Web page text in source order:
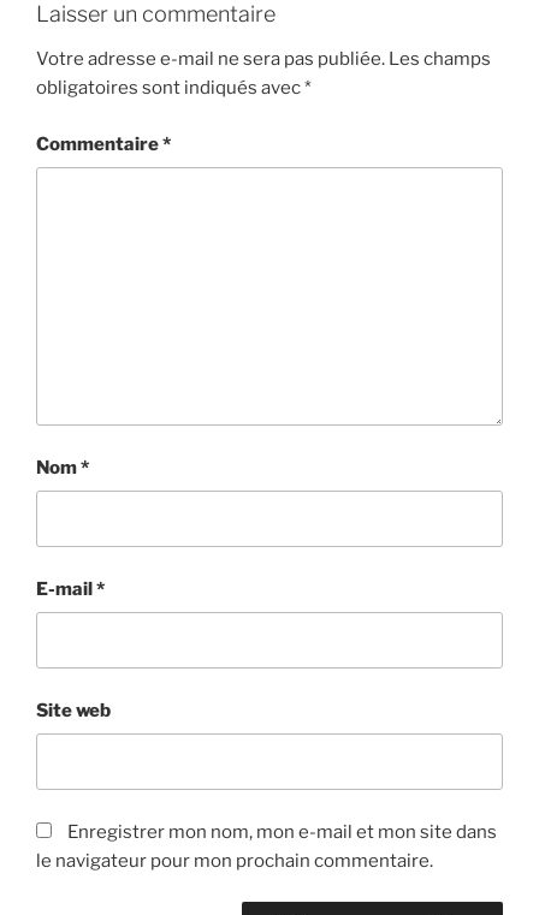
Laisser un commentaire
Votre adresse e-mail ne sera pas publiée. Les champs
obligatoires sont indiqués avec*
Commentaire*
Nom*
E-mail*
Site web
Enregistrer mon nom, mon e-mail et mon site dans
le navigateur pour mon prochain commentaire.